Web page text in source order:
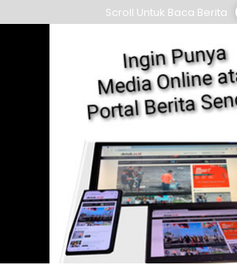
to
Scroll Untuk Baca Berita